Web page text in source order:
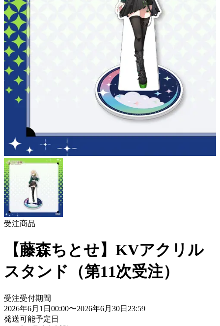
受注商品
【藤森ちとせ】KVアクリル
スタンド（第11次受注）
受注受付期間
2026年6月1日00:00〜2026年6月30日23:59
発送可能予定日